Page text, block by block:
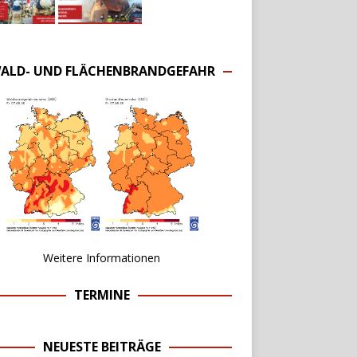
UND FLÄCHENBRANDGEFAHR
Weitere Informationen
TERMINE
NEUESTE BEITRÄGE